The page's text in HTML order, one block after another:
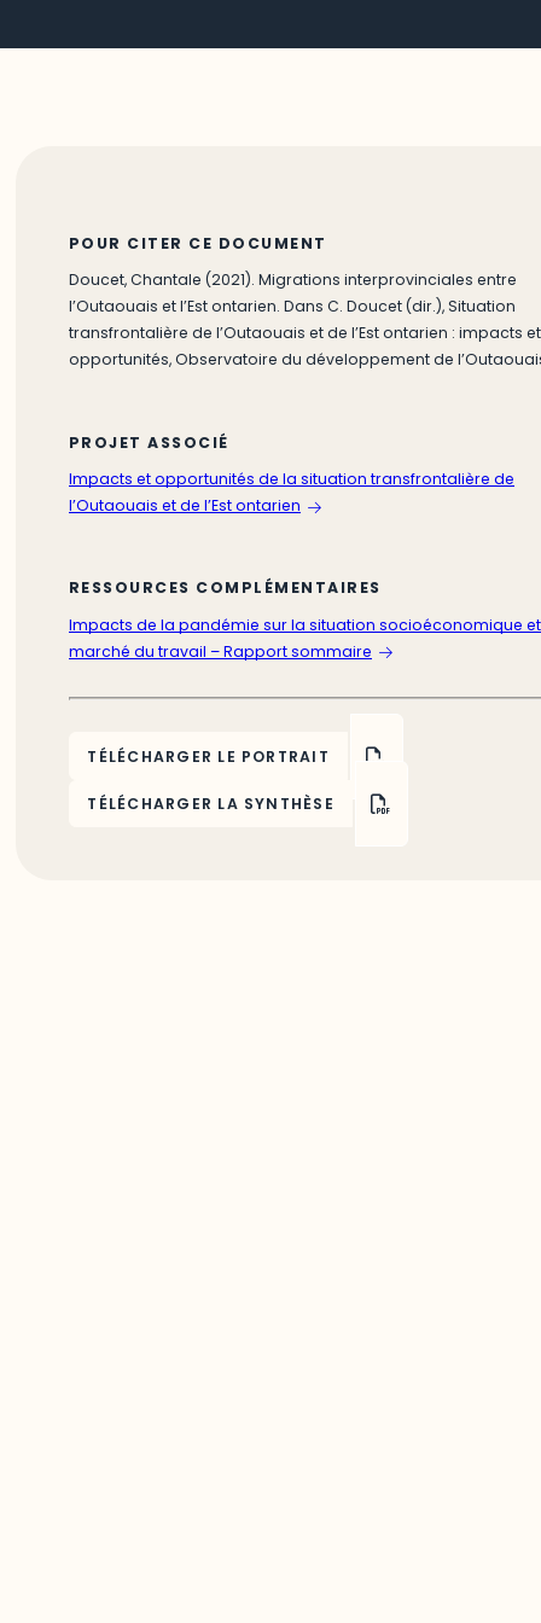
POUR CITER CE DOCUMENT
Doucet, Chantale (2021). Migrations interprovinciales entre
l’Outaouais et l’Est ontarien. Dans C. Doucet (dir.), Situation
transfrontalière de l’Outaouais et de l’Est ontarien : impacts et
opportunités, Observatoire du développement de
PROJET ASSOCIÉ
Impacts et opportunités de la situation transfrontalière de
l’Outaouais et de l’Est ontarien
RESSOURCES COMPLÉMENTAIRES
Impacts de la pandémie sur la situation socioéconomique
marché du travail – Rapport sommaire
TÉLÉCHARGER LE PORTRAIT
TÉLÉCHARGER LA SYNTHÈSE